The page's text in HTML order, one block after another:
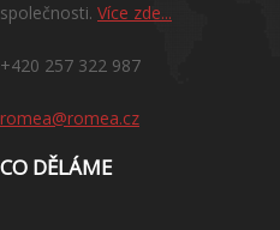
společnosti. Více zde...
+420 257 322 987
romea@romea.cz
CO DĚLÁME